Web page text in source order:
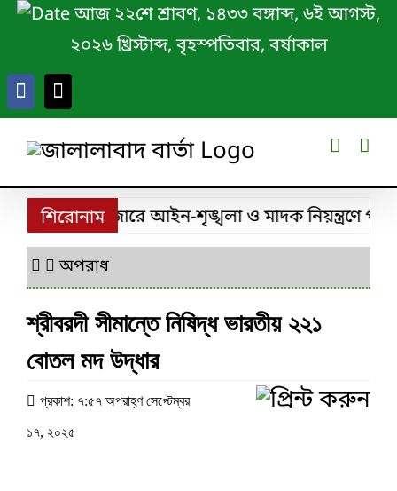
Skip
content
আজ ২২শে শ্রাবণ, ১৪৩৩ বঙ্গাব্দ, ৬ই আগস্ট,
২০২৬ খ্রিস্টাব্দ, বৃহস্পতিবার, বর্ষাকাল
শিরোনাম
মৌলভীবাজারে আইন-শৃঙ্খলা ও মাদক নিয়ন্ত্রণে
অপরাধ
শ্রীবরদী সীমান্তে নিষিদ্ধ ভারতীয় ২২১
বোতল মদ উদ্ধার
প্রকাশ: ৭:৫৭ অপরাহ্ণ সেপ্টেম্বর
১৭, ২০২৫